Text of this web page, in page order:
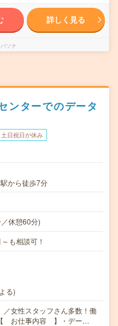
詳しく見る
ソナ
ンターでのデータ
土日祝日が休み
から徒歩7分
休憩60分)
も相談可！
る)
女性スタッフさん多数！働
お仕事内容 】・デー…